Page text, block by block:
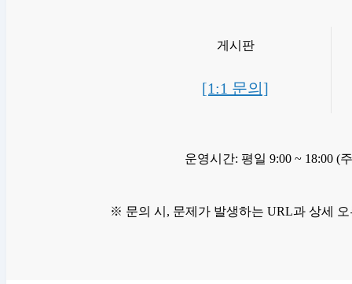
게시판
[1:1 문의]
운영시간: 평일 9:00 ~ 18:00 (
※ 문의 시, 문제가 발생하는 URL과 상세